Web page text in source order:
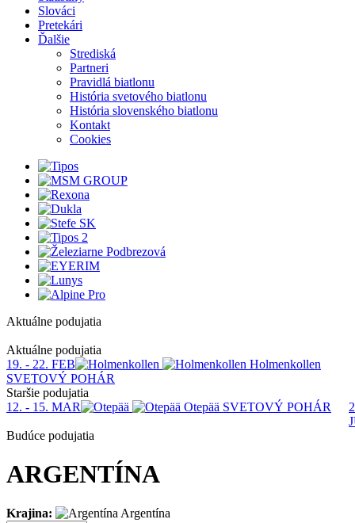
Slováci
Pretekári
Ďalšie
Strediská
Partneri
Pravidlá biatlonu
História svetového biatlonu
História slovenského biatlonu
Kontakt
Cookies
Aktuálne podujatia
Aktuálne podujatia
19. - 22. FEB
Holmenkollen
SVETOVÝ POHÁR
Staršie podujatia
12. - 15. MAR
Otepää SVETOVÝ POHÁR
Budúce podujatia
ARGENTÍNA
Krajina: Argentína